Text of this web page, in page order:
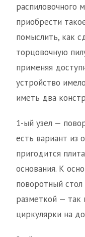
распиловочного
приобрести
помыслить, как
торцовочную
применяя
устройство
иметь два
1-ый узел —
есть вариант из
пригодится
основания. К
поворотный
разметкой —
циркулярки на